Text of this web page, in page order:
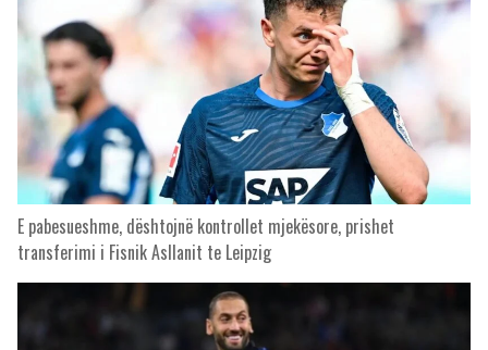
E pabesueshme, dështojnë kontrollet mjekësore, prishet
transferimi i Fisnik Asllanit te Leipzig